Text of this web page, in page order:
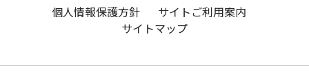
個人情報保護方針
サイトご利用案内
サイトマップ